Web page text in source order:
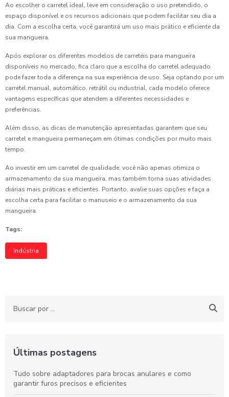
Ao escolher o carretel ideal, leve em consideração o uso pretendido, o
espaço disponível e os recursos adicionais que podem facilitar seu dia a
dia. Com a escolha certa, você garantirá um uso mais prático e eficiente da
sua mangueira.
Após explorar os diferentes modelos de carretéis para mangueira
disponíveis no mercado, fica claro que a escolha do carretel adequado
pode fazer toda a diferença na sua experiência de uso. Seja optando por um
carretel manual, automático, retrátil ou industrial, cada modelo oferece
vantagens específicas que atendem a diferentes necessidades e
preferências.
Além disso, as dicas de manutenção apresentadas garantem que seu
carretel e mangueira permaneçam em ótimas condições por muito mais
tempo.
Ao investir em um carretel de qualidade, você não apenas otimiza o
armazenamento da sua mangueira, mas também torna suas atividades
diárias mais práticas e eficientes. Portanto, avalie suas opções e faça a
escolha certa para facilitar o manuseio e o armazenamento da sua
mangueira.
Tags:
Indústria
Últimas postagens
Tudo sobre adaptadores para brocas anulares e como
garantir furos precisos e eficientes